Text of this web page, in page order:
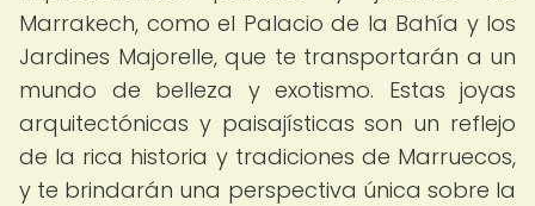
Marrakech, como el Palacio de la Bahía y los
Jardines Majorelle, que te transportarán a un
mundo de belleza y exotismo. Estas joyas
arquitectónicas y paisajísticas son un reflejo
de la rica historia y tradiciones de Marruecos,
y te brindarán una perspectiva única sobre la